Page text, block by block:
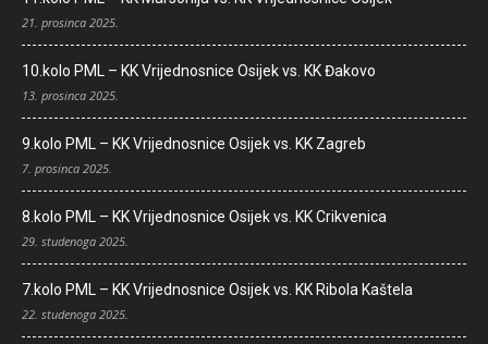
21. prosinca 2025.
10.kolo PML – KK Vrijednosnice Osijek vs. KK Đakovo
13. prosinca 2025.
9.kolo PML – KK Vrijednosnice Osijek vs. KK Zagreb
7. prosinca 2025.
8.kolo PML – KK Vrijednosnice Osijek vs. KK Crikvenica
29. studenoga 2025.
7.kolo PML – KK Vrijednosnice Osijek vs. KK Ribola Kaštela
22. studenoga 2025.